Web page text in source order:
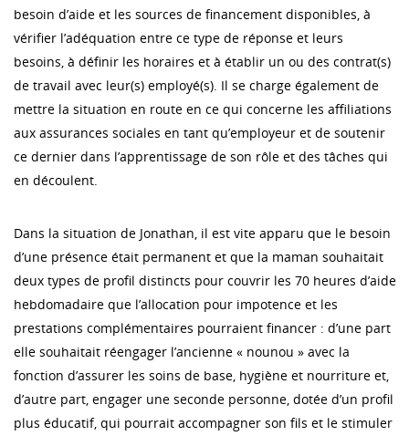
besoin d’aide et les sources de financement disponibles, à
vérifier l’adéquation entre ce type de réponse et leurs
besoins, à définir les horaires et à établir un ou des contrat(s)
de travail avec leur(s) employé(s). Il se charge également de
mettre la situation en route en ce qui concerne les affiliations
aux assurances sociales en tant qu’employeur et de soutenir
ce dernier dans l’apprentissage de son rôle et des tâches qui
en découlent.
Dans la situation de Jonathan, il est vite apparu que le besoin
d’une présence était permanent et que la maman souhaitait
deux types de profil distincts pour couvrir les 70 heures d’aide
hebdomadaire que l’allocation pour impotence et les
prestations complémentaires pourraient financer : d’une part
elle souhaitait réengager l’ancienne « nounou » avec la
fonction d’assurer les soins de base, hygiène et nourriture et,
d’autre part, engager une seconde personne, dotée d’un profil
plus éducatif, qui pourrait accompagner son fils et le stimuler